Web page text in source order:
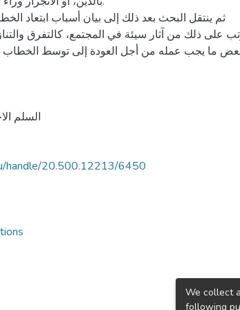
ثم ينتقل البحث بعد ذلك إلى بيان أسباب ابتعاد
على ذلك من آثار سيئة في المجتمع، كالتفرق
ما يجب عمله من أجل العودة إلى توسط الخطاب
السلم
handle/20.500.12213/6450
We collect
following